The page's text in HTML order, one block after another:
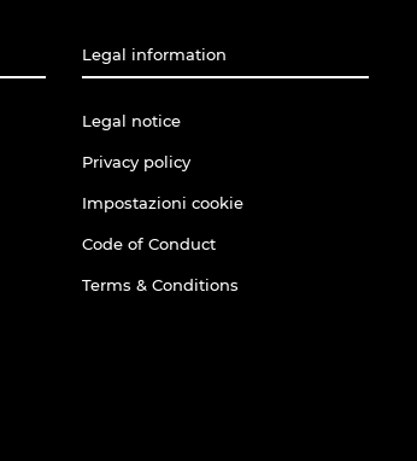
Legal information
Legal notice
Privacy policy
Impostazioni cookie
Code of Conduct
Terms & Conditions